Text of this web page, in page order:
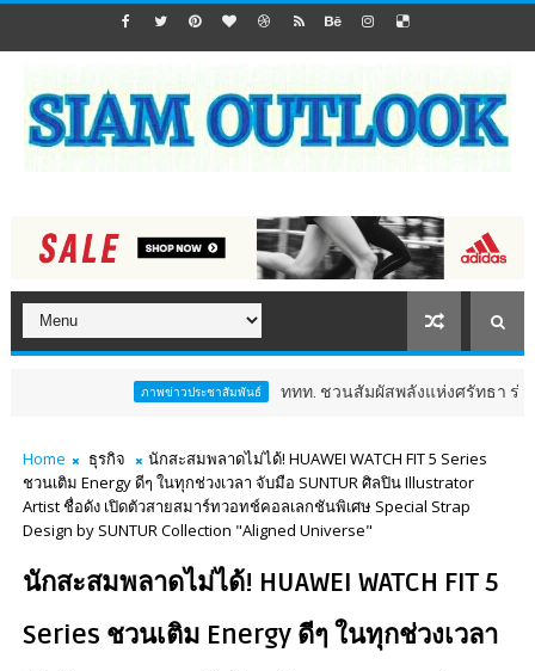
ภาพข่าวประชาสัมพันธ์ ททท. ชวนสัมผัสพลังแห่งศรัทธา ร่วมงาน "ห่ม
Home ธุรกิจ
นักสะสมพลาดไม่ได้! HUAWEI WATCH FIT 5 Series
ชวนเติม Energy ดีๆ ในทุกช่วงเวลา จับมือ SUNTUR ศิลปิน Illustrator
Artist ชื่อดัง เปิดตัวสายสมาร์ทวอทช์คอลเลกชันพิเศษ Special Strap
Design by SUNTUR Collection "Aligned Universe"
นักสะสมพลาดไม่ได้! HUAWEI WATCH FIT 5
Series ชวนเติม Energy ดีๆ ในทุกช่วงเวลา